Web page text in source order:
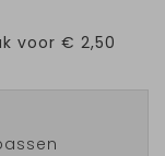
voor € 2,50